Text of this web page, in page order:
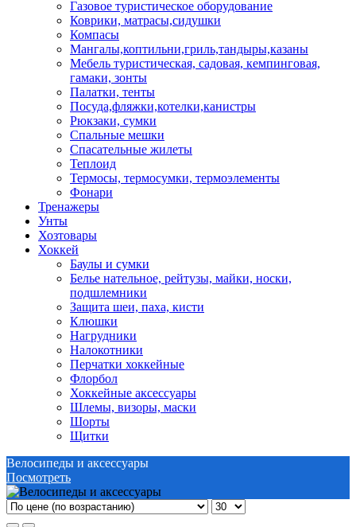
Газовое туристическое оборудование
Коврики, матрасы,сидушки
Компасы
Мангалы,коптильни,гриль,тандыры,казаны
Мебель туристическая, садовая, кемпинговая,
гамаки, зонты
Палатки, тенты
Посуда,фляжки,котелки,канистры
Рюкзаки, сумки
Спальные мешки
Спасательные жилеты
Теплоид
Термосы, термосумки, термоэлементы
Фонари
Тренажеры
Унты
Хозтовары
Хоккей
Баулы и сумки
Белье нательное, рейтузы, майки, носки,
подшлемники
Защита шеи, паха, кисти
Клюшки
Нагрудники
Налокотники
Перчатки хоккейные
Флорбол
Хоккейные аксессуары
Шлемы, визоры, маски
Шорты
Щитки
Велосипеды и аксессуары
Посмотреть